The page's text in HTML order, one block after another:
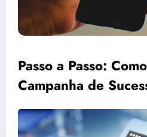
Passo a Passo:
Campanha de